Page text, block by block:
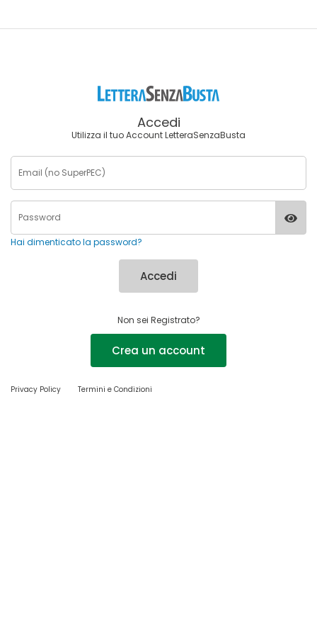
Accedi
Utilizza il tuo Account LetteraSenzaBusta
Hai dimenticato la password?
Accedi
Non sei Registrato?
Crea un account
Privacy Policy Termini e Condizioni